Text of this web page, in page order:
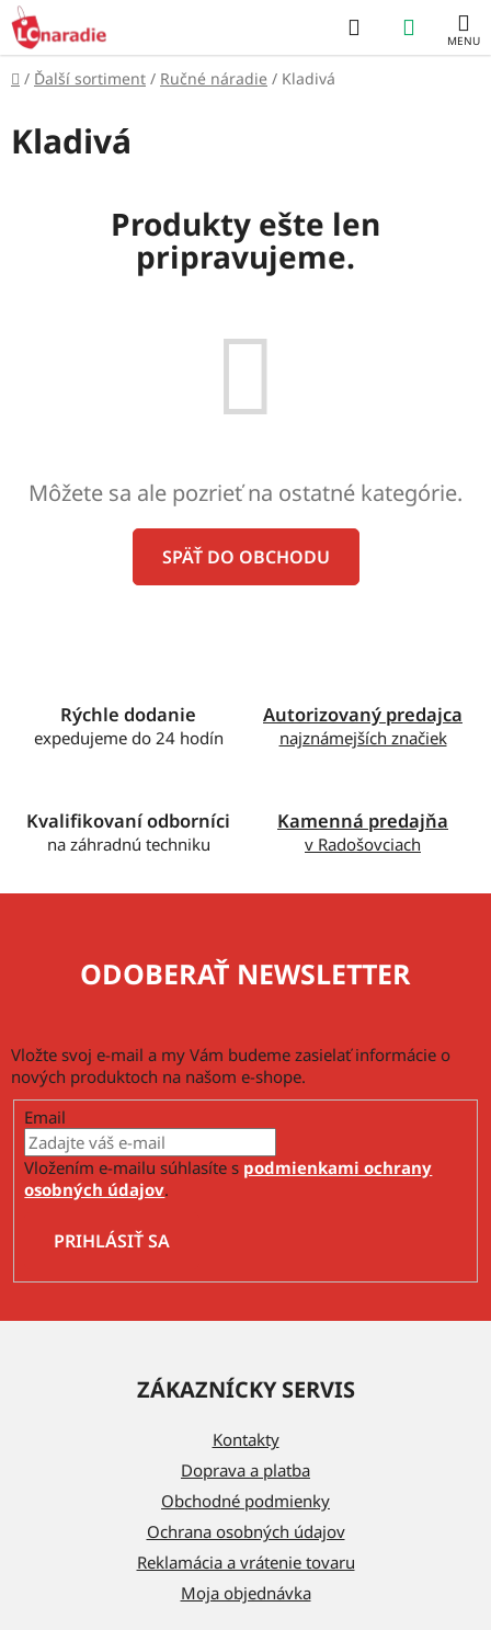
Prejsť
na
obsah
Hľadať
KOŠÍK
Domov
/ Ďalší sortiment / Ručné náradie / Kladivá
Kladivá
Produkty ešte len
pripravujeme.
Môžete sa ale pozrieť na ostatné kategórie.
SPÄŤ DO OBCHODU
Rýchle dodanie
expedujeme do 24 hodín
Autorizovaný predajca
najznámejších značiek
Kvalifikovaní odborníci
na záhradnú techniku
Kamenná predajňa
v Radošovciach
ODOBERAŤ NEWSLETTER
Vložte svoj e-mail a my Vám budeme zasielať informácie o
nových produktoch na našom e-shope.
Email
Vložením e-mailu súhlasíte s podmienkami ochrany
osobných údajov.
PRIHLÁSIŤ SA
ZÁKAZNÍCKY SERVIS
Kontakty
Doprava a platba
Obchodné podmienky
Ochrana osobných údajov
Reklamácia a vrátenie tovaru
Moja objednávka